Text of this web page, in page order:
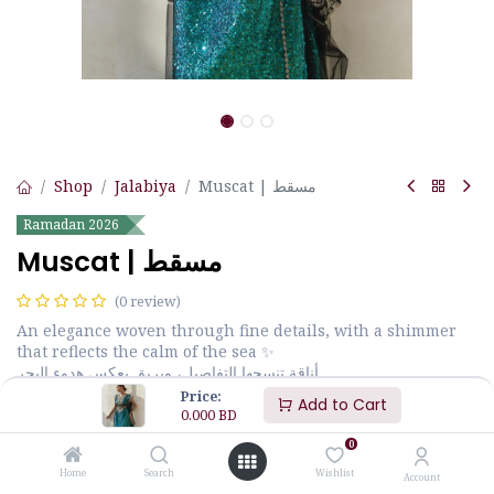
Price:
0.000BD Add to Cart
Home Search
0
Wishlist Account
Shop Jalabiya Muscat | مسقط
Ramadan 2026
Muscat | مسقط
(0 review)
An elegance woven through fine details, with a shimmer
that reflects the calm of the sea ✨
أناقة تنسجها التفاصيل، وبريق يعكس هدوء البحر
BD
Out of Stock